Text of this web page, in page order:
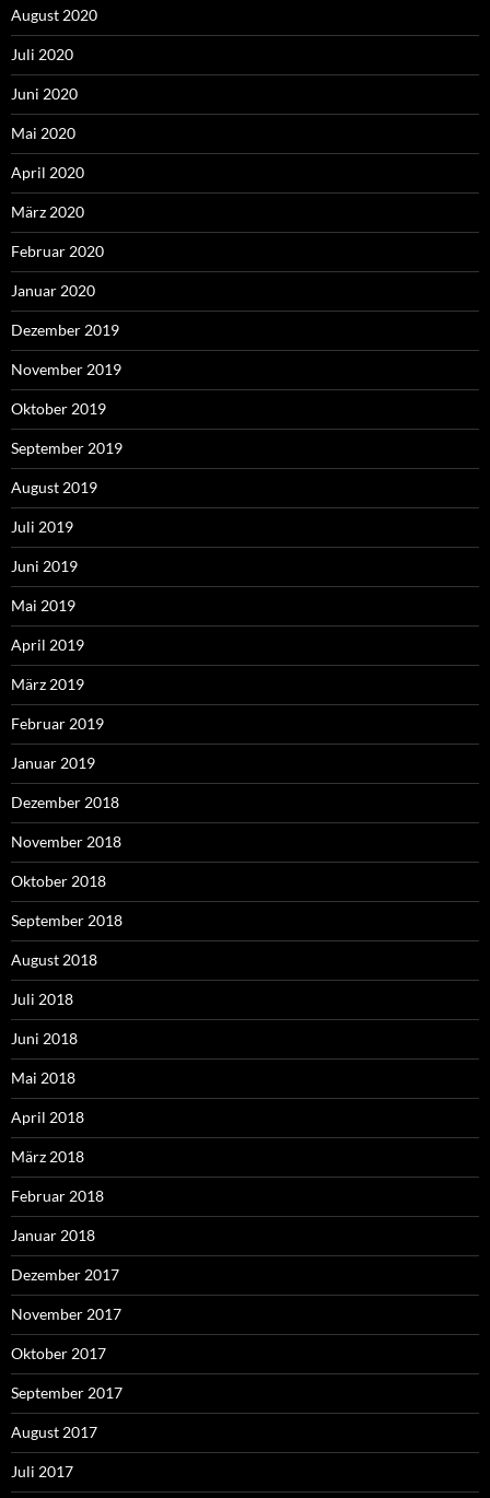
August 2020
Juli 2020
Juni 2020
Mai 2020
April 2020
März 2020
Februar 2020
Januar 2020
Dezember 2019
November 2019
Oktober 2019
September 2019
August 2019
Juli 2019
Juni 2019
Mai 2019
April 2019
März 2019
Februar 2019
Januar 2019
Dezember 2018
November 2018
Oktober 2018
September 2018
August 2018
Juli 2018
Juni 2018
Mai 2018
April 2018
März 2018
Februar 2018
Januar 2018
Dezember 2017
November 2017
Oktober 2017
September 2017
August 2017
Juli 2017